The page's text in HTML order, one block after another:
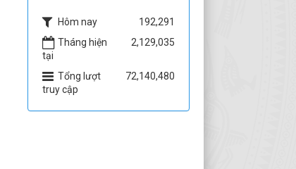
Hôm nay
192,291
Tháng hiện
tại
2,129,035
Tổng lượt
truy cập
72,140,480